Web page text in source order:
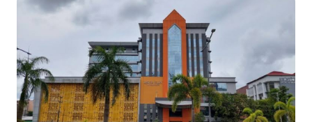
OPINI
Informasi
INDEKS
BERITA